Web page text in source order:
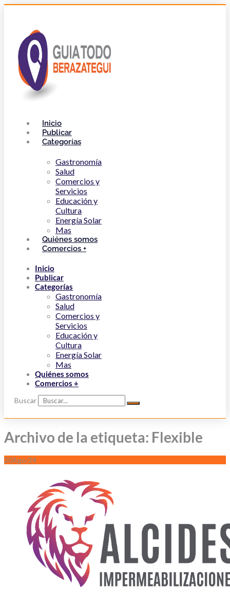
Inicio
Publicar
Categorías
Gastronomía
Salud
Comercios y
Servicios
Educación y
Cultura
Energía Solar
Mas
Quiénes somos
Comercios +
Inicio
Publicar
Categorías
Gastronomía
Salud
Comercios y
Servicios
Educación y
Cultura
Energía Solar
Mas
Quiénes somos
Comercios +
Buscar
Archivo de la etiqueta: Flexible
20Ago/24